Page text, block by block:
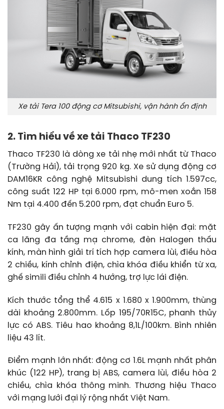
Xe tải Tera 100 động cơ Mitsubishi, vận hành ổn định
2. Tìm hiểu về xe tải Thaco TF230
Thaco TF230 là dòng xe tải nhẹ mới nhất từ Thaco
(Trường Hải), tải trọng 920 kg. Xe sử dụng động cơ
DAM16KR công nghệ Mitsubishi dung tích 1.597cc,
công suất 122 HP tại 6.000 rpm, mô-men xoắn 158
Nm tại 4.400 đến 5.200 rpm, đạt chuẩn Euro 5.
TF230 gây ấn tượng mạnh với cabin hiện đại: mặt
ca lăng đa tầng mạ chrome, đèn Halogen thấu
kính, màn hình giải trí tích hợp camera lùi, điều hòa
2 chiều, kính chỉnh điện, chìa khóa điều khiển từ xa,
ghế simili điều chỉnh 4 hướng, trợ lực lái điện.
Kích thước tổng thể 4.615 x 1.680 x 1.900mm, thùng
dài khoảng 2.800mm. Lốp 195/70R15C, phanh thủy
lực có ABS. Tiêu hao khoảng 8,1L/100km. Bình nhiên
liệu 43 lít.
Điểm mạnh lớn nhất: động cơ 1.6L mạnh nhất phân
khúc (122 HP), trang bị ABS, camera lùi, điều hòa 2
chiều, chìa khóa thông minh. Thương hiệu Thaco
với mạng lưới đại lý rộng nhất Việt Nam.